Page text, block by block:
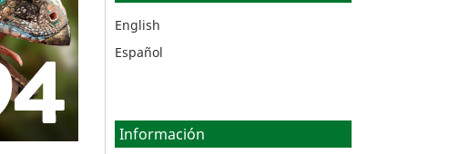
English
Español
Información